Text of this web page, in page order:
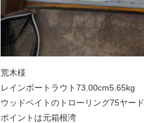
荒木様
レインボートラウト73.00cm5.65kg
ウッドベイトのトローリング75ヤード
ポイントは元箱根湾